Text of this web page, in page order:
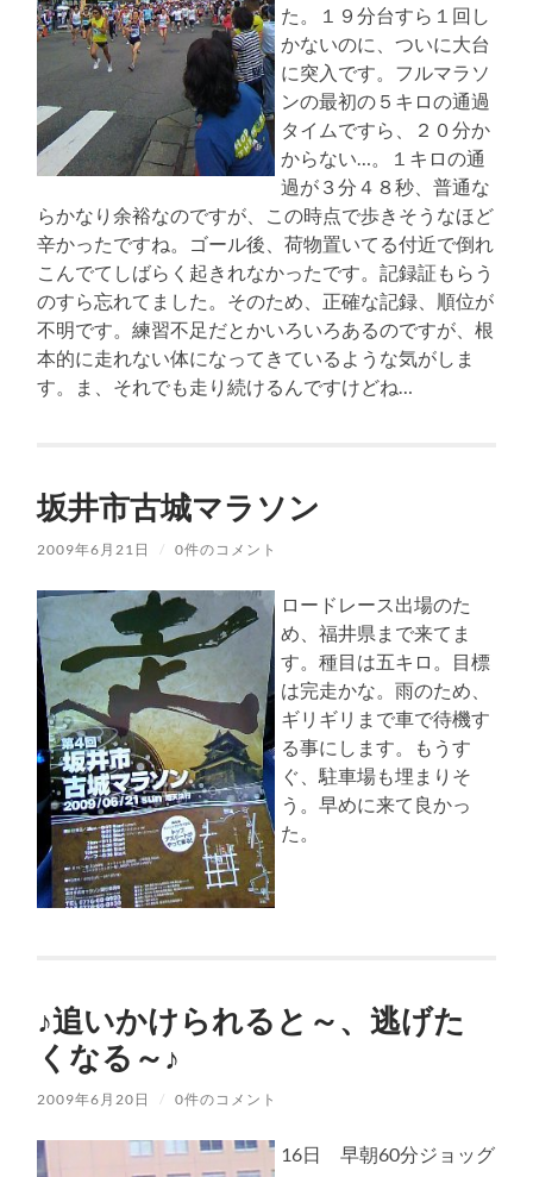
た。１９分台すら１回し
かないのに、ついに大台
に突入です。フルマラソ
ンの最初の５キロの通過
タイムですら、２０分か
からない…。１キロの通
過が３分４８秒、普通な
らかなり余裕なのですが、この時点で歩きそうなほど
辛かったですね。ゴール後、荷物置いてる付近で倒れ
こんでてしばらく起きれなかったです。記録証もらう
のすら忘れてました。そのため、正確な記録、順位が
不明です。練習不足だとかいろいろあるのですが、根
本的に走れない体になってきているような気がしま
す。ま、それでも走り続けるんですけどね…
坂井市古城マラソン
2009年6月21日 / 0件のコメント
ロードレース出場のた
め、福井県まで来てま
す。種目は五キロ。目標
は完走かな。雨のため、
ギリギリまで車で待機す
る事にします。もうす
ぐ、駐車場も埋まりそ
う。早めに来て良かっ
た。
♪追いかけられると～、逃げた
くなる～♪
2009年6月20日 / 0件のコメント
16日 早朝60分ジョッグ